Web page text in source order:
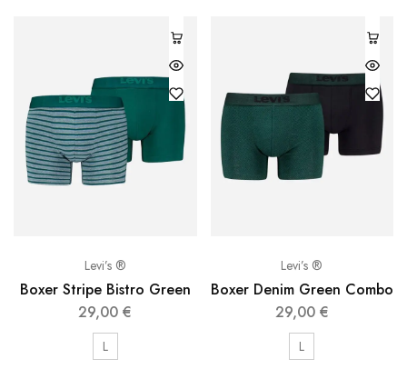
Levi’s ®
Boxer Stripe Bistro Green
29,00€
L
Levi’s ®
Boxer Denim Green Combo
29,00 €
L